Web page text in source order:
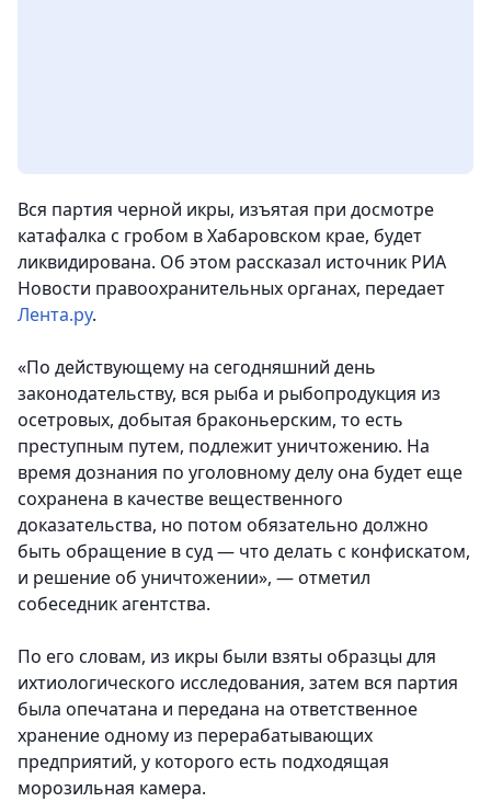
Вся партия черной икры, изъятая при досмотре
катафалка с гробом в Хабаровском крае, будет
ликвидирована. Об этом рассказал источник РИА
Новости правоохранительных органах, передает
Лента.ру.
«По действующему на сегодняшний день
законодательству, вся рыба и рыбопродукция из
осетровых, добытая браконьерским, то есть
преступным путем, подлежит уничтожению. На
время дознания по уголовному делу она будет еще
сохранена в качестве вещественного
доказательства, но потом обязательно должно
быть обращение в суд — что делать с конфискатом,
и решение об уничтожении», — отметил
собеседник агентства.
По его словам, из икры были взяты образцы для
ихтиологического исследования, затем вся партия
была опечатана и передана на ответственное
хранение одному из перерабатывающих
предприятий, у которого есть подходящая
морозильная камера.